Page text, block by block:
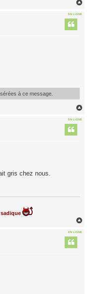
EN LIGNE
à ce message.
EN LIGNE
gris chez nous.
EN LIGNE